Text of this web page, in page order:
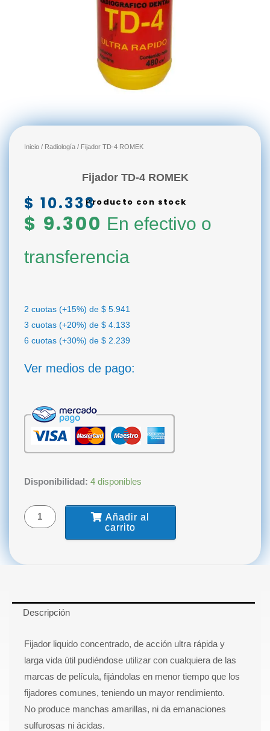
Inicio / Radiología / Fijador TD-4 ROMEK
Fijador TD-4 ROMEK
Producto con stock
$ 10.333
$ 9.300 En efectivo o
transferencia
2 cuotas (+15%) de $ 5.941
3 cuotas (+20%) de $ 4.133
6 cuotas (+30%) de $ 2.239
Ver medios de pago:
Disponibilidad: 4 disponibles
Fijador
4
ROMEK
Añadir al
carrito
Descripción
Fijador liquido concentrado, de acción ultra rápida y
larga vida útil pudiéndose utilizar con cualquiera de las
marcas de película, fijándolas en menor tiempo que los
fijadores comunes, teniendo un mayor rendimiento.
No produce manchas amarillas, ni da emanaciones
sulfurosas ni ácidas.